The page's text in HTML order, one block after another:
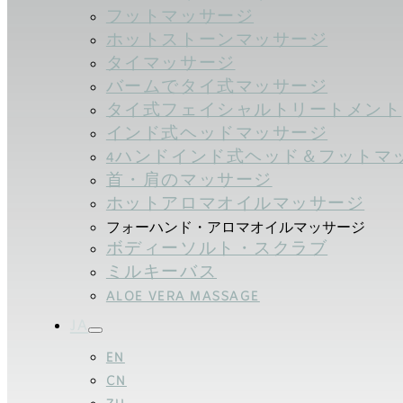
フットマッサージ
ホットストーンマッサージ
タイマッサージ
バームでタイ式マッサージ
タイ式フェイシャルトリートメント
インド式ヘッドマッサージ
4ハンドインド式ヘッド＆フットマ
首・肩のマッサージ
ホットアロマオイルマッサージ
フォーハンド・アロマオイルマッサージ
ボディーソルト・スクラブ
ミルキーバス
ALOE VERA MASSAGE
JA
EN
CN